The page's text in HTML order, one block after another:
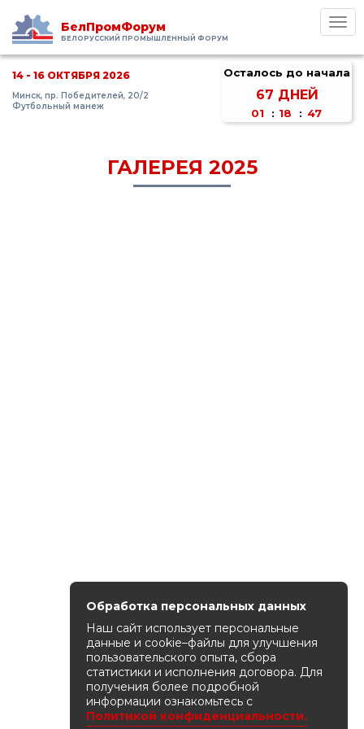
БелПромФорум
БЕЛОРУССКИЙ ПРОМЫШЛЕННЫЙ ФОРУМ
14 - 16 ОКТЯБРЯ 2026
Минск, пр. Победителей, 20/2
Футбольный манеж
Осталось до начала
67 ДНЕЙ
01 : 18 : 47
ГАЛЕРЕЯ 2025
Обработка персональных данных
Наш сайт использует персональные
данные и cookie–файлы для улучшения
пользовательского опыта, сбора
статистики и исполнения договора. Для
получения более подробной
информации ознакомьтесь с
Политикой конфиденциальности.